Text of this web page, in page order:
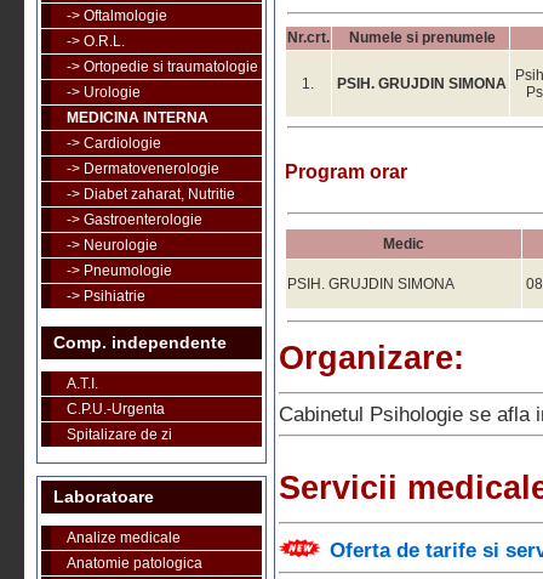
-> Oftalmologie
-> O.R.L.
-> Ortopedie si traumatologie
-> Urologie
MEDICINA INTERNA
-> Cardiologie
-> Dermatovenerologie
-> Diabet zaharat, Nutritie
-> Gastroenterologie
-> Neurologie
-> Pneumologie
-> Psihiatrie
Comp. independente
A.T.I.
C.P.U.-Urgenta
Spitalizare de zi
Laboratoare
Analize medicale
Anatomie patologica
Nr.crt. Numele si prenumele
1. PSIH. GRUJDIN SIMONA
Program orar
Medic
PSIH. GRUJDIN SIMONA
Organizare:
Cabinetul Psihologie se afla
Servicii
Oferta de tarife si